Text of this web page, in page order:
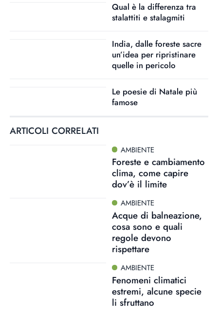
Qual è la differenza tra
stalattiti e stalagmiti
India, dalle foreste sacre
un’idea per ripristinare
quelle in pericolo
Le poesie di Natale più
famose
ARTICOLI CORRELATI
AMBIENTE
Foreste e cambiamento
clima, come capire
dov’è il limite
AMBIENTE
Acque di balneazione,
cosa sono e quali
regole devono
rispettare
AMBIENTE
Fenomeni climatici
estremi, alcune specie
li sfruttano